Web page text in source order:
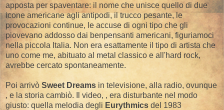
apposta per spaventare: il nome che unisce quello di due
icone americane agli antipodi, il trucco pesante, le
provocazioni continue, le accuse di ogni tipo che gli
piovevano addosso dai benpensanti americani, figuriamoci
nella piccola Italia. Non era esattamente il tipo di artista che
uno come me, abituato al metal classico e all'hard rock,
avrebbe cercato spontaneamente.
Poi arrivò Sweet Dreams in televisione, alla radio, ovunque
, e la storia cambiò. Il video, , era disturbante nel modo
giusto: quella melodia degli Eurythmics del 1983